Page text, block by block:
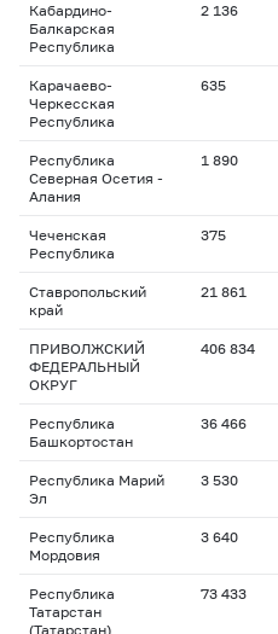
Кабардино-
Балкарская
Республика
2 136
Карачаево-
Черкесская
Республика
635
Республика
Северная Осетия -
Алания
1 890
Чеченская
Республика
375
Ставропольский
край
21 861
ПРИВОЛЖСКИЙ
ФЕДЕРАЛЬНЫЙ
ОКРУГ
406 834
Республика
Башкортостан
36 466
Республика Марий
Эл
3 530
Республика
Мордовия
3 640
Республика
Татарстан
(Татарстан)
73 433